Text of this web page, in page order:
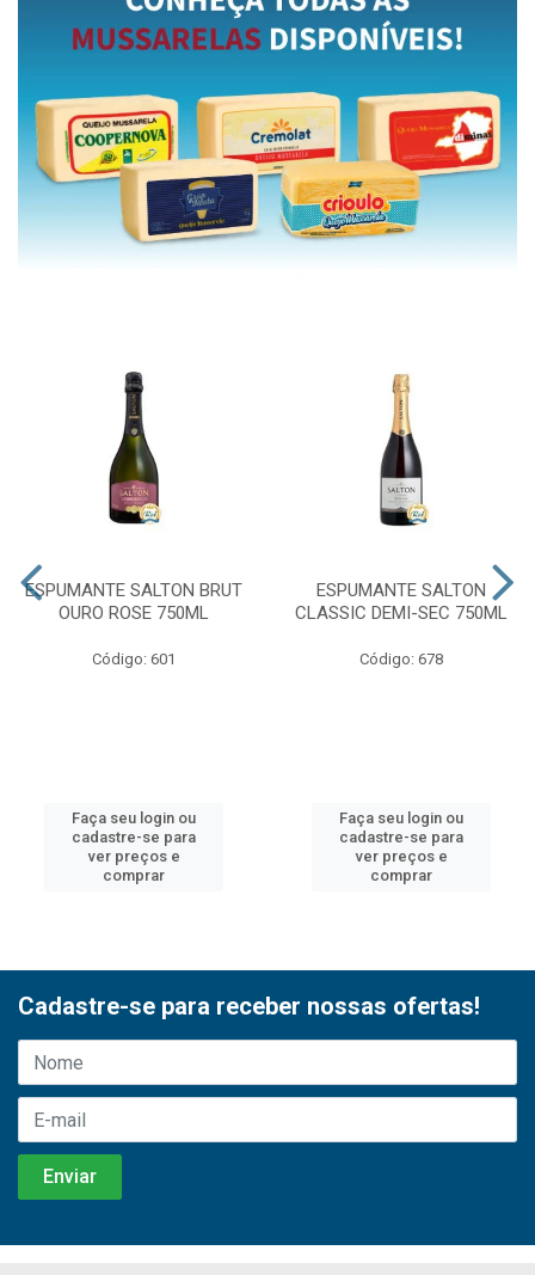
ESPUMANTE SALTON BRUT
OURO ROSE 750ML
Código: 601
Faça seu login ou
cadastre-se para
ver preços e
comprar
ESPUMANTE SALTON
CLASSIC DEMI-SEC 750ML
Código: 678
Faça seu login ou
cadastre-se para
ver preços e
comprar
Cadastre-se para receber nossas ofertas!